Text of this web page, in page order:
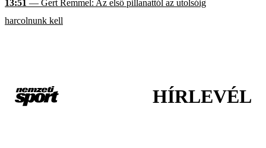
13:51 — Gert Remmel: Az első pillanattól az utolsóig
harcolnunk kell
HÍRLEVÉL